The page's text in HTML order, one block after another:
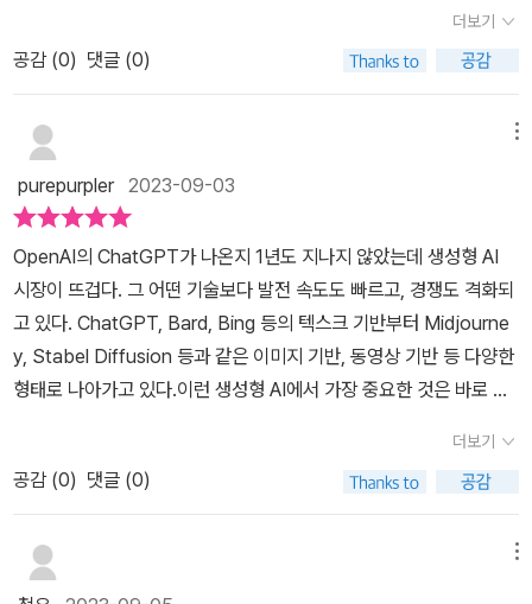
을 더 성의있게 해 올 것을 요구할 것입니다. ppt를 챗GPT로 새
로 만들 수 있으며 이렇게 하면 확실히 일감이 줄어드는 게 맞습니
다. 또 너무나 뻔한 템플릿이 새로워지기도 하고 어디 인터넷에서 주
워왔다는 게 티도 안 나고 말입니다. 아마도 직장인들이 당장 큰 도움
는 Open AI 계정을 하나 만들고 API 키를 발급받아야 합니다. AI
의 가장 큰 장점은(현재로서는) 단순 반복 작업을 대신해 주고 이
미 뻔히 길이 나 있는 프로세스를 자자동해 준다는 것입니다. AI에 대
해 지식이 없는 사람은 회사에서 철야할 일이 그만큼 늘어날 수밖
에 없다는 뜻도 됩니다. 챗GPT를 써 보고 확실히 놀랄 만한 건 내
용 요약인데, 어떤 긴 문건을 갖다놔도 제법 사람이 한 듯 척척 요약하
는 걸 보면 로봇 학습이라는 게 정말 어떤 경지에 진입했구나 하는 생
각이 절로 듭니다. 텍스트(위주) 파일뿐 아니라 pdf 포맷에서도 이
게 통하는 걸 보면 놀랍습니다. 보고서 작성을 시켜 보면, 챗GPT
면 이후의 상황은 각자가 알아서 책임을 져야 할 것입니다. 책에서 설
하지요.이 책, 생성형 AI 프롬프트 디자인은 생성형 AI에 접근하기에
부족한 점들을 충분히 해소할 수 있는 책이라 판단됩니다.​​​#생성형AI
프롬프트디자인 #생성형AI연구회 #광문각출판미디어 #책과콩나무​
※ 출판사로부터 도서를 제공받아 직접 읽고 주관에 따라 서평을 작성
하였습니다.
I는 창의성 개념 및 새롭고 가치 있는 것을 생상하는 능력과 밀접관 관
련이 있습니다. 생성형 AI 모델은 주어진 데이터 세트의 본질을 이해
새로운 콘텐츠를 생성할 수 있습니다.생성형 AI 모델은 기존 사례에
서 학습하고 해당 지식을 사용하여 독특하고 의미있는 결과를 생성하
는 창의적인 엔진이라고 할 수 있습니다.예술, 엔터테인먼트, 디자인,
시뮬레이션, 데이터 확대 등 다양한 분야에서 수많은응용 프로그램을
보유하고 있습니다. 이러한 모델은 지속적으로 진화하고 발전하며새
롭고 창의적인 콘텐츠 생성 측면에서 가능한 것의 한계를 뛰어 넘습
니다.생성형 AI의 유형은 여려가지가 있습니다.챗GPT로 오픈 AI에
서 개발한 대규모 언어 모델 챗봇입니다.방대한 텍스트 및 코드 데이
응답으로 인간 수준의 텍스트를 생성 할 수 있습니다.달리(DALL-E)
는 오픈 AI에서 개발한 생성현 AI이미지 편집 소프트웨어입니다.텍스
트 설명에서 사실적인 이미지를 만드는데 사용할 수 있습니다.바드
(Bard)는 Google AI에서 개발한 대규모 언어 모델 챗봇입니다.방대
한 텍스트 및 코드 데이터 세트에 대해 교육을 받았으며 광범위한 프
이해와 효율적인 대화법제2부 생성형 AI로 업무 생산성 향상제3부
비즈니스 응용의 생산성 향상제4부 생성형 AI 프로그래밍과 윤리적
AI 활용으로 구성되었다.제1부 생성형 AI의 이해와 효율적인 대화법
에서는생성형 인공지능은 단순 분류, 예측 작업을 넘어서새롭고 독창
적인 콘텐츠를 생성할 수 있는 모델이다.생성형 인공지능은 데이터
세트의 본질을 이해하고이미지 생성, 음악 작곡, 대화, 객체 디자인 등
새로운 콘텐츠를 생성할 수 있다.챗GPT, 달리, 바드, GAN 등 생성
형 인공지능을 소개한다.생성형 인공지능은 검색 패턴의 변화를 가져
오고,산업의 효율성과 부가가치 창출 방식을 변화시키며,융합된 서비
스 생태계가 출현된다.프롬프트는 챗GPT에 질문이나 지시하는 문장
이나 단어로응답을 생성하기 위한 명령어다.효과적인 프롬프트는 구
체적이고 명확한 질문으로원하는 결과물을 구체적으로 요청한다.프
롬프트 디자인은 프롬프트를 찾는 작업을 말한다.원하는 결과물을 얻
기 위해서 프롬프트를 변화시키기,감정이나 어조를 설정하기, 프롬프
분석하는 챗PDF,카카오톡에서 챗GPT 사용하기,챗GPT를 활용해
더보기
공감 (0) 댓글 (0)
purepurpler2023-09-03
OpenAI의 ChatGPT가 나온지 1년도 지나지 않았는데 생성형 AI
시장이 뜨겁다. 그 어떤 기술보다 발전 속도도 빠르고, 경쟁도 격화되
고 있다. ChatGPT, Bard, Bing 등의 텍스크 기반부터 Midjourne
y, Stabel Diffusion 등과 같은 이미지 기반, 동영상 기반 등 다양한
형태로 나아가고 있다.이런 생성형 AI에서 가장 중요한 것은 바로 프
따라 그 결과물은 엄청난 차이가 난다. 그래서 프롬프트 엔지니어라
는 전문가들이 존재한다. 하지만 우리도 그 원리와 활용방법만 익히
면 전문가 못지 않게 사용이 가능하다. 이 책이 그 길을 안내할 것이
다.프롬프트는 인간이 원하는 결과물을 창출하기 위해 생성형 AI와
대화하는 일종의 커뮤이케이션이다. AI가 가장 잘 해석할 수 있는 언
더보기
공감 (0) 댓글 (0)